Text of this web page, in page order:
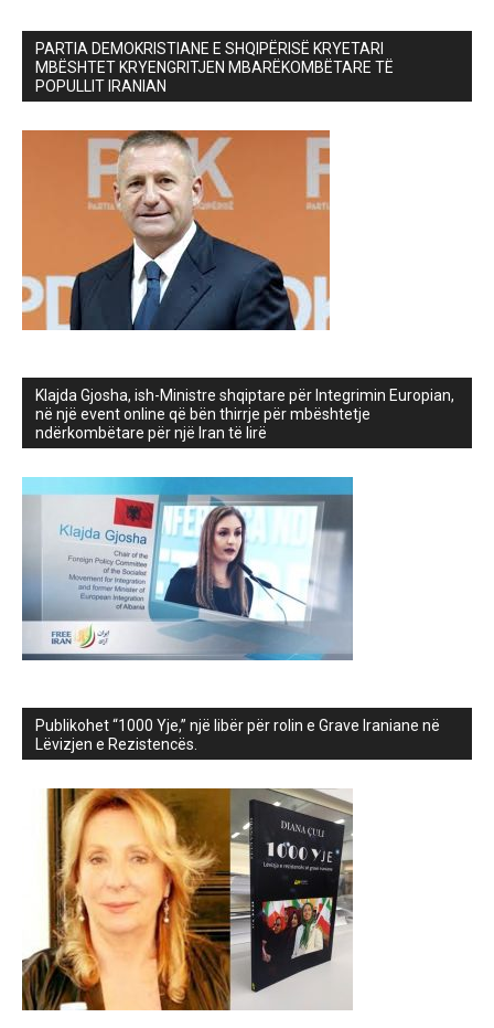
PARTIA DEMOKRISTIANE E SHQIPËRISË KRYETARI
MBËSHTET KRYENGRITJEN MBARËKOMBËTARE TË
POPULLIT IRANIAN
Klajda Gjosha, ish-Ministre shqiptare për Integrimin Europian,
në një event online që bën thirrje për mbështetje
ndërkombëtare për një Iran të lirë
Publikohet “1000 Yje,” një libër për rolin e Grave Iraniane në
Lëvizjen e Rezistencës.